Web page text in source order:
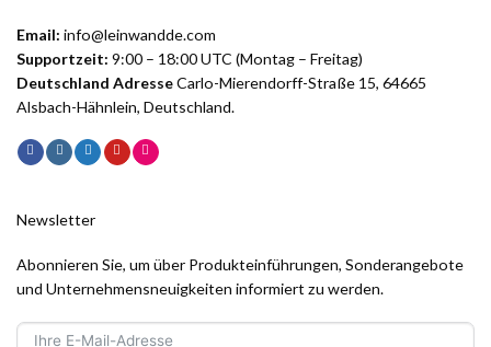
Email: info@leinwandde.com
Supportzeit: 9:00 – 18:00 UTC (Montag – Freitag)
Deutschland AdresseCarlo-Mierendorff-Straße 15, 64665
Alsbach-Hähnlein, Deutschland.
Newsletter
Abonnieren Sie, um über Produkteinführungen, Sonderangebote
und Unternehmensneuigkeiten informiert zu werden.